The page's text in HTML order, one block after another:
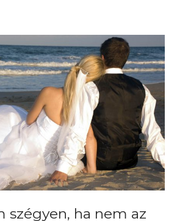
szégyen, ha nem az